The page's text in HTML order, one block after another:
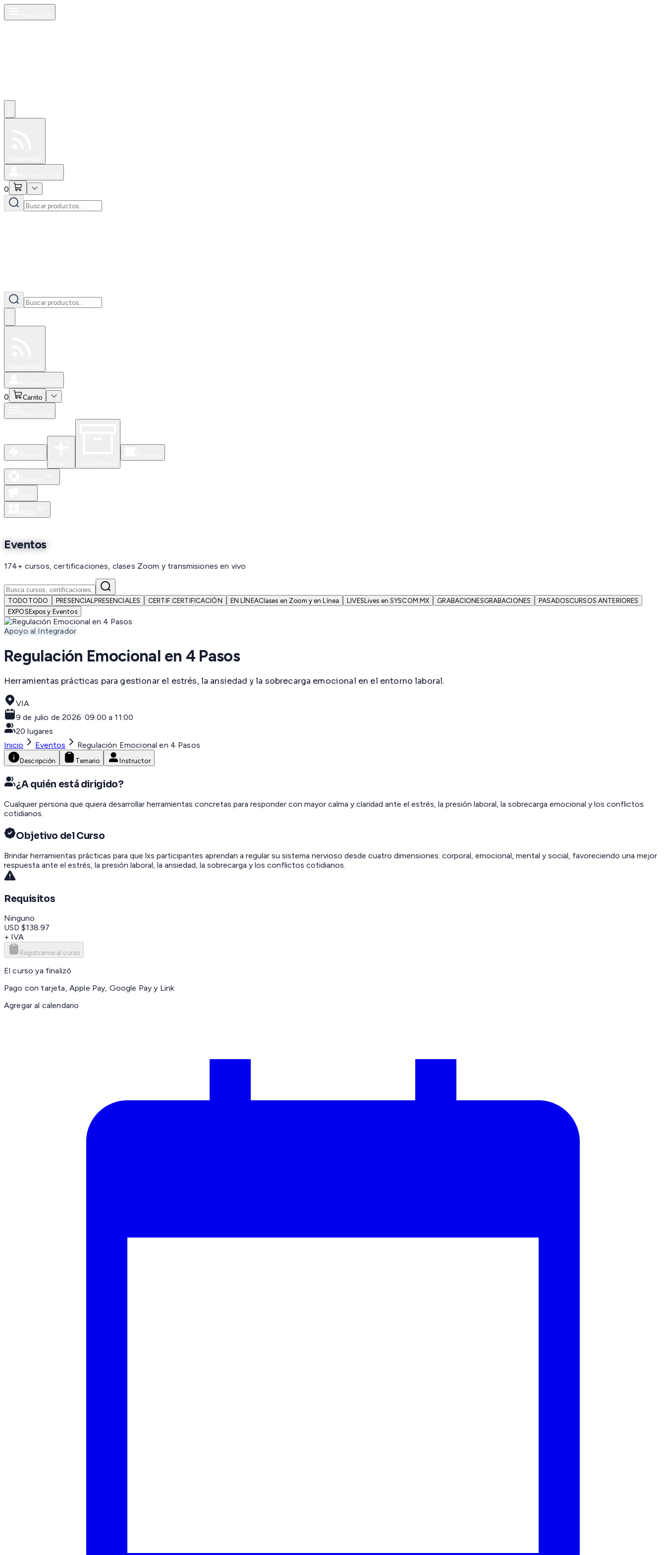
0
0 Carrito
Eventos
174+ cursos, certificaciones, clases Zoom y transmisiones en vivo
TODOTODO PRESENCIALPRESENCIALES CERTIF.CERTIFICACIÓN EN LÍNEAClases en Zoom y en Línea LIVESLives en SYSCOM.MX GRABACIONESGRABACIONES PASADOSCURSOS ANTERIORES
EXPOSExpos y Eventos
Apoyo al Integrador
Regulación Emocional en 4 Pasos
Herramientas prácticas para gestionar el estrés, la ansiedad y la sobrecarga emocional en el entorno laboral.
VIA
9 de julio de 2026·09:00 a 11:00
20 lugares
Inicio
Eventos Regulación Emocional en 4 Pasos
Descripción Temario Instructor
¿A quién está dirigido?
Cualquier persona que quiera desarrollar herramientas concretas para responder con mayor calma y claridad ante el estrés, la presión laboral, la sobrecarga emocional y los conflictos
cotidianos.
Objetivo del Curso
Brindar herramientas prácticas para que lxs participantes aprendan a regular su sistema nervioso desde cuatro dimensiones: corporal, emocional, mental y social, favoreciendo una mejor
respuesta ante el estrés, la presión laboral, la ansiedad, la sobrecarga y los conflictos cotidianos.
Requisitos
Ninguno
USD $138.97
+ IVA
Registrarme al curso
El curso ya finalizó
Pago con tarjeta, Apple Pay, Google Pay y Link
Agregar al calendario